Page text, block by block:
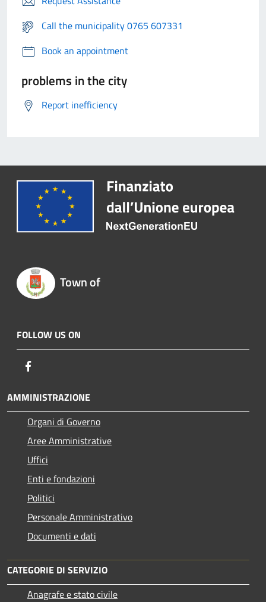
Call the municipality 0765 607331
Book an appointment
problems in the city
Report inefficiency
Town of
FOLLOW US ON
AMMINISTRAZIONE
Organi di Governo
Aree Amministrative
Uffici
Enti e fondazioni
Politici
Personale Amministrativo
Documenti e dati
CATEGORIE DI SERVIZIO
Anagrafe e stato civile